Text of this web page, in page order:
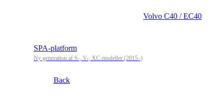
Volvo C40 / EC40
SPA-platform
Ny generation af S-, V-, XC-modeller (2015–)
Back